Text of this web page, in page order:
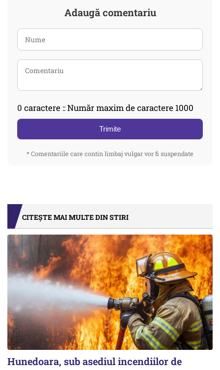
Adaugă comentariu
0 caractere :: Număr maxim de caractere 1000
Trimite
* Comentariile care contin limbaj vulgar vor fi suspendate
CITEȘTE MAI MULTE DIN STIRI
Hunedoara, sub asediul incendiilor de